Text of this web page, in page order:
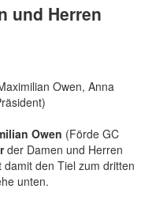
und Herren
Owen, Anna
Owen (Förde GC
der Damen und Herren
den Tiel zum dritten
unten.